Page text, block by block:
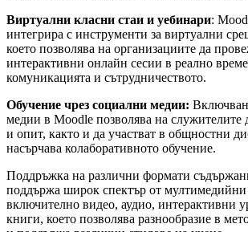
Виртуални класни стаи и уебинари:
интегрира с инструменти за виртуални
което позволява на организациите да
интерактивни онлайн сесии в реално
комуникацията и сътрудничеството.
Обучение чрез социални медии:
медии в Moodle позволява на служителите
и опит, както и да участват в общностни
насърчава колаборативното обучение.
Поддръжка на различни формати
поддържа широк спектър от
включително видео, аудио, интерактивни
книги, което позволява разнообразие в